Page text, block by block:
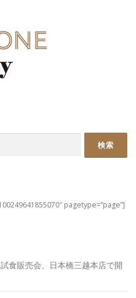
pagetype=”page”]
食販売会、日本橋三越本店で開